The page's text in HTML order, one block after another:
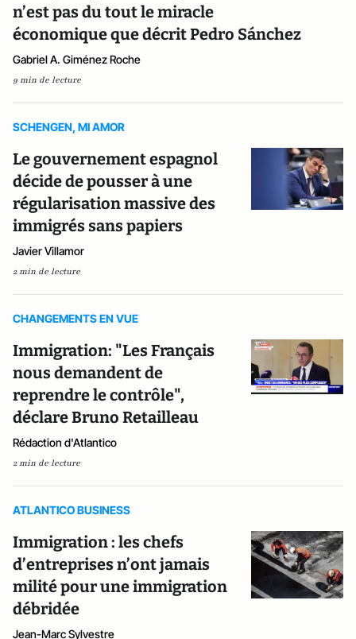
n’est pas du tout le miracle
économique que décrit Pedro Sánchez
Gabriel A. Giménez Roche
9 min de lecture
SCHENGEN, MI AMOR
Le gouvernement espagnol
décide de pousser à une
régularisation massive des
immigrés sans papiers
Javier Villamor
2 min de lecture
CHANGEMENTS EN VUE
Immigration: "Les Français
nous demandent de
reprendre le contrôle",
déclare Bruno Retailleau
Rédaction d'Atlantico
2 min de lecture
ATLANTICO BUSINESS
Immigration : les chefs
d’entreprises n’ont jamais
milité pour une immigration
débridée
Jean-Marc Sylvestre